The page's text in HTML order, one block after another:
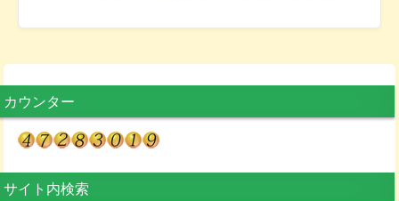
カウンター
サイト内検索